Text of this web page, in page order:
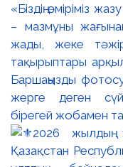
«Біздің өміріміз
– мазмұны
жады, жеке
тақырыптары
Баршаңызды
жерге деген
бірегей жобамен